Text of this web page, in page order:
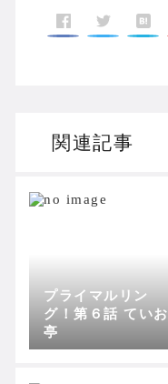
関連記事
プライマルリン
グ！第６話 ていお
亭